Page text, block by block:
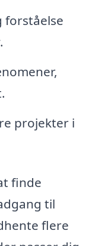
forståelse
projekter i
finde
til
flere